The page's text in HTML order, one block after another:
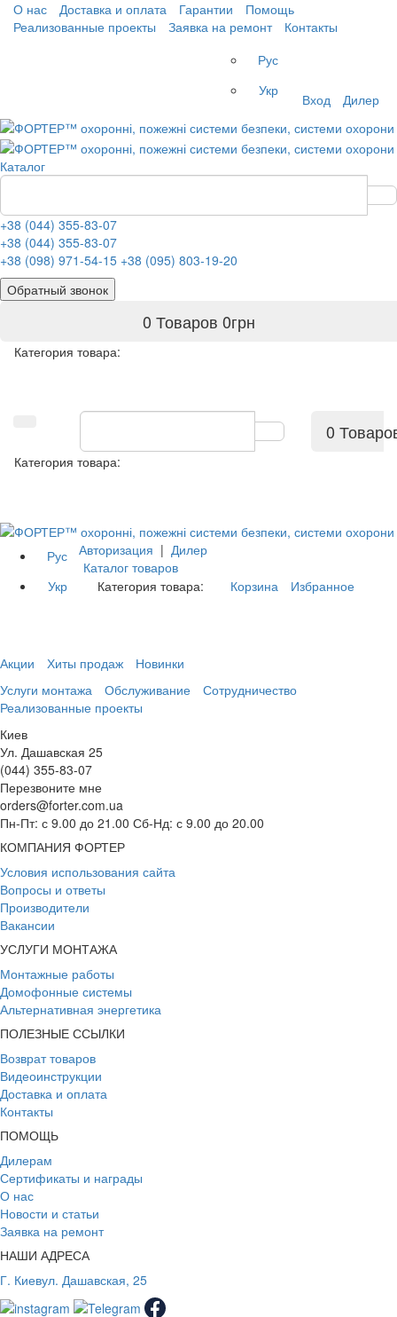
О нас Доставка и оплата Гарантии
Помощь
Реализованные проекты
Заявка на ремонт
Контакты
Рус
Укр
Вход Дилер
Каталог
+38 (044) 355-83-07
+38 (044) 355-83-07
+38 (098) 971-54-15 +38 (095) 803-19-20
Обратный звонок
0 Товаров 0грн
Категория товара:
0
Категория товара:
Рус
Укр
Авторизация | Дилер
Каталог товаров
Категория товара:
Корзина Избранное
Акции Хиты продаж
Новинки
Услуги монтажа
Обслуживание
Сотрудничество
Реализованные проекты
Киев
Ул. Дашавская 25
(044) 355-83-07
Перезвоните мне
orders@forter.com.ua
Пн-Пт: с 9.00 до 21.00 Сб-Нд: с 9.00 до 20.00
КОМПАНИЯ ФОРТЕР
Условия использования сайта
Вопросы и ответы
Производители
Вакансии
УСЛУГИ МОНТАЖА
Монтажные работы
Домофонные системы
Альтернативная энергетика
ПОЛЕЗНЫЕ ССЫЛКИ
Возврат товаров
Видеоинструкции
Доставка и оплата
Контакты
ПОМОЩЬ
Дилерам
Сертификаты и награды
О нас
Новости и статьи
Заявка на ремонт
НАШИ АДРЕСА
Г. Киевул. Дашавская, 25